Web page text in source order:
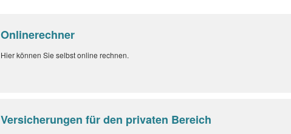
Onlinerechner
Hier können Sie selbst online rechnen.
Versicherungen für den privaten Bereich